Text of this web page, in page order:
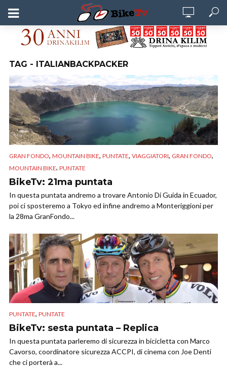
TAG - ITALIANBACKPACKER
GRAN FONDO, MOUNTAIN BIKE, PUNTATE, VIAGGIATORI, GRAN FONDO,
MOUNTAIN BIKE, PUNTATE
BikeTv: 21ma puntata
In questa puntata andremo a trovare Antonio Di Guida in Ecuador,
poi ci sposteremo a Tokyo ed infine andremo a Monteriggioni per
la 28ma GranFondo...
PUNTATE, PUNTATE
BikeTv: sesta puntata – Replica
In questa puntata parleremo di sicurezza in bicicletta con Marco
Cavorso, coordinatore sicurezza ACCPI, di cinema con Joe Denti
che ci porterà a...